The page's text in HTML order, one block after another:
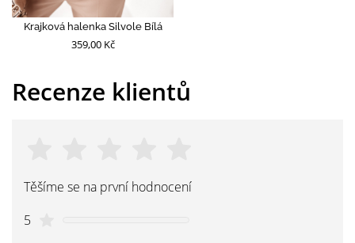
Krajková halenka Silvole Bílá
359,00 Kč
Recenze klientů
Těšíme se na první hodnocení
5